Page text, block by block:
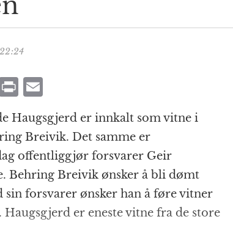
P
ri
n
t
m
ai
l
Haugsgjerd er innkalt som vitne i
Breivik. Det samme er
offentliggjør forsvarer Geir
Behring Breivik ønsker å bli dømt
forsvarer ønsker han å føre vitner
er eneste vitne fra de store